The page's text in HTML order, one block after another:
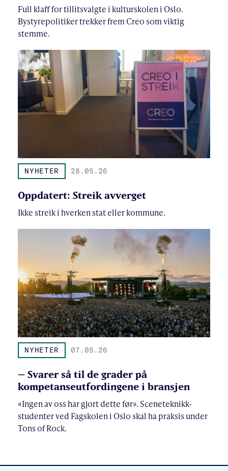
Full klaff for tillitsvalgte i kulturskolen i Oslo.
Bystyrepolitiker trekker frem Creo som viktig
stemme.
NYHETER 28.05.26
Oppdatert: Streik avverget
Ikke streik i hverken stat eller kommune.
NYHETER 07.05.26
– Svarer så til de grader på
kompetanseutfordingene i bransjen
«Ingen av oss har gjort dette før». Sceneteknikk-
studenter ved Fagskolen i Oslo skal ha praksis under
Tons of Rock.